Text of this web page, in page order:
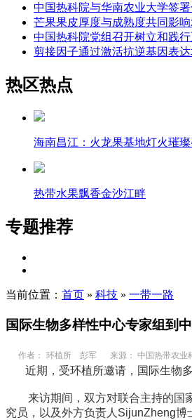
中国热科院与华南农业大学签
芒果果皮厚度与成熟度共同影
中国热科院党组召开树立和践
剪接因子通过激活抗逆基因表
热区热点
海南昌江：火龙果基地灯火璀
热带水果飘香金沙江畔
专题推荐
当前位置： 首页 » 科技 » 一带一路
国际生物多样性中心专家组到
作者： 环植所 彭军 来源： 中国热带农业
近期，受环植所邀请，国际生物多
来访期间，双方对联合主持的国家
究员，以及外方负责人SijunZheng